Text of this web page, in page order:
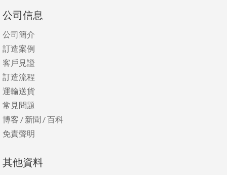
公司信息
公司簡介
訂造案例
客戶見證
訂造流程
運輸送貨
常見問題
博客 / 新聞 /百科
免責聲明
其他資料